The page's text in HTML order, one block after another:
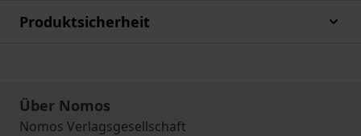
Produktsicherheit
Über Nomos
Nomos Verlagsgesellschaft